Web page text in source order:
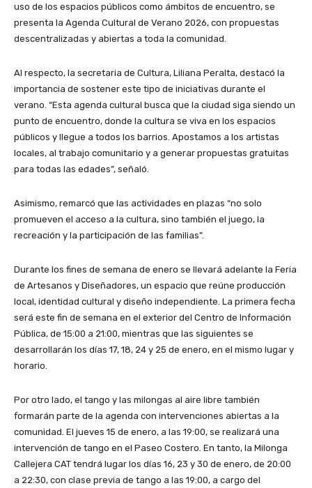
uso de los espacios públicos como ámbitos de encuentro, se
presenta la Agenda Cultural de Verano 2026, con propuestas
descentralizadas y abiertas a toda la comunidad.
Al respecto, la secretaria de Cultura, Liliana Peralta, destacó la
importancia de sostener este tipo de iniciativas durante el
verano. “Esta agenda cultural busca que la ciudad siga siendo un
punto de encuentro, donde la cultura se viva en los espacios
públicos y llegue a todos los barrios. Apostamos a los artistas
locales, al trabajo comunitario y a generar propuestas gratuitas
para todas las edades”, señaló.
Asimismo, remarcó que las actividades en plazas “no solo
promueven el acceso a la cultura, sino también el juego, la
recreación y la participación de las familias”.
Durante los fines de semana de enero se llevará adelante la Feria
de Artesanos y Diseñadores, un espacio que reúne producción
local, identidad cultural y diseño independiente. La primera fecha
será este fin de semana en el exterior del Centro de Información
Pública, de 15:00 a 21:00, mientras que las siguientes se
desarrollarán los días 17, 18, 24 y 25 de enero, en el mismo lugar y
horario.
Por otro lado, el tango y las milongas al aire libre también
formarán parte de la agenda con intervenciones abiertas a la
comunidad. El jueves 15 de enero, a las 19:00, se realizará una
intervención de tango en el Paseo Costero. En tanto, la Milonga
Callejera CAT tendrá lugar los días 16, 23 y 30 de enero, de 20:00
a 22:30, con clase previa de tango a las 19:00, a cargo del